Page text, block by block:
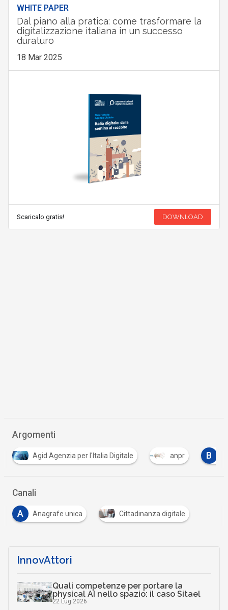
WHITE PAPER
Dal piano alla pratica: come trasformare la
digitalizzazione italiana in un successo
duraturo
18 Mar 2025
Scaricalo gratis! DOWNLOAD
Argomenti
anpr B banche C comuni data
Canali
A Anagrafe unica Cittadinanza digitale
InnovAttori
Quali competenze per portare la
physical AI nello spazio: il caso Sitael
22 Lug 2026